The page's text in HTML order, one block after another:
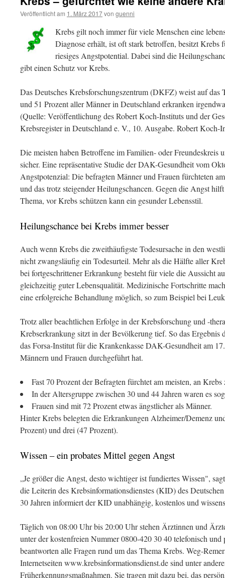
Veröffentlicht am 1. März 2017von guenni
Krebs gilt noch immer für viele Menschen eine
Diagnose erhält, ist oft stark betroffen, besitzt Krebs
riesiges Angstpotential. Dabei sind die
gibt einen Schutz vor Krebs.
Das Deutsches Krebsforschungszentrum (DKFZ) weist auf das
und 51 Prozent aller Männer in Deutschland erkranken
(Quelle: Veröffentlichung des Robert Koch-Instituts und der
Krebsregister in Deutschland e. V., 10. Ausgabe. Robert Koch-
Die meisten haben Betroffene im Familien- oder Freundeskreis
sicher. Eine repräsentative Studie der DAK-Gesundheit vom
Angstpotenzial: Die befragten Männer und Frauen fürchteten
und das trotz steigender Heilungschancen. Gegen die Angst
Thema, vor Krebs schützen kann ein gesunder Lebensstil.
Heilungschance bei Krebs immer besser
Auch wenn Krebs die zweithäufigste Todesursache in den
nicht zwangsläufig ein Todesurteil. Mehr als die Hälfte aller
bei fortgeschrittener Erkrankung besteht für viele die Aussicht
gleichzeitig guter Lebensqualität. Medizinische Fortschritte
eine erfolgreiche Behandlung möglich, so zum Beispiel bei
Trotz aller beachtlichen Erfolge in der Krebsforschung und -
Krebserkrankung sitzt in der Bevölkerung tief. So das Ergebnis
das Forsa-Institut für die Krankenkasse DAK-Gesundheit am
Männern und Frauen durchgeführt hat.
Fast 70 Prozent der Befragten fürchtet am meisten, an
In der Altersgruppe zwischen 30 und 44 Jahren waren es
Frauen sind mit 72 Prozent etwas ängstlicher als Männer.
Hinter Krebs belegten die Erkrankungen Alzheimer/Demenz
Prozent) und drei (47 Prozent).
Wissen – ein probates Mittel gegen Angst
„Je größer die Angst, desto wichtiger ist fundiertes Wissen",
die Leiterin des Krebsinformationsdienstes (KID) des
30 Jahren informiert der KID unabhängig, kostenlos und
Täglich von 08:00 Uhr bis 20:00 Uhr stehen Ärztinnen und
unter der kostenfreien Nummer 0800-420 30 40 telefonisch
beantworten alle Fragen rund um das Thema Krebs. Weg-
Internetseiten www.krebsinformationsdienst.de sind unter
Früherkennungsmaßnahmen. Sie tragen mit dazu bei, das